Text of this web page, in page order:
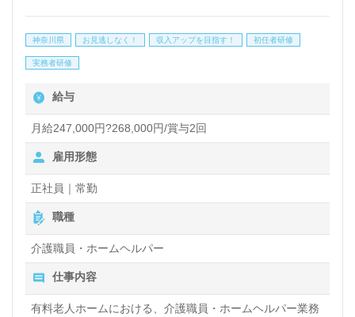
の面談、ケアマネジャーとの調整、介護職員のサポー
す。地域は川崎市中原区、幸区、高津区、横浜市港北
区にわたり、幅広いエリアでの勤務が可能です。転職
によって新たな環境での挑戦を考えている方にもぴっ
たりの職場です。
求人情報を探している方は、ウィルオブ介護にて無料
で求人紹介や転職相談が行えます。LINE、メール、
お電話での問い合わせも可能で、非公開求人も取り扱
っておりますので、安心してご利用いただけます。転
神奈川県 お見逃しなく！ 収入アップを目指す！ 初任者研修
実務者研修
給与
月給247,000円?268,000円/賞与2回
雇用形態
正社員｜常勤
職種
介護職員・ホームヘルパー
仕事内容
有料老人ホームにおける、介護職員・ホームヘルパー業務